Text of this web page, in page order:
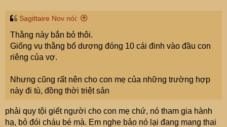
Sagittaire Nov nói:
Thằng này bắn bỏ thôi.
Giống vụ thằng bố dượng đóng 10 cái đinh vào đầu con
riêng của vợ.
Nhưng cũng rất nên cho con mẹ của những trường hợp
này đi tù, đồng thời triệt sản
phải quy tội giết người cho con mẹ chứ, nó tham gia hành
hạ, bỏ đói cháu bé mà. Em nghe bảo nó lại đang mang thai